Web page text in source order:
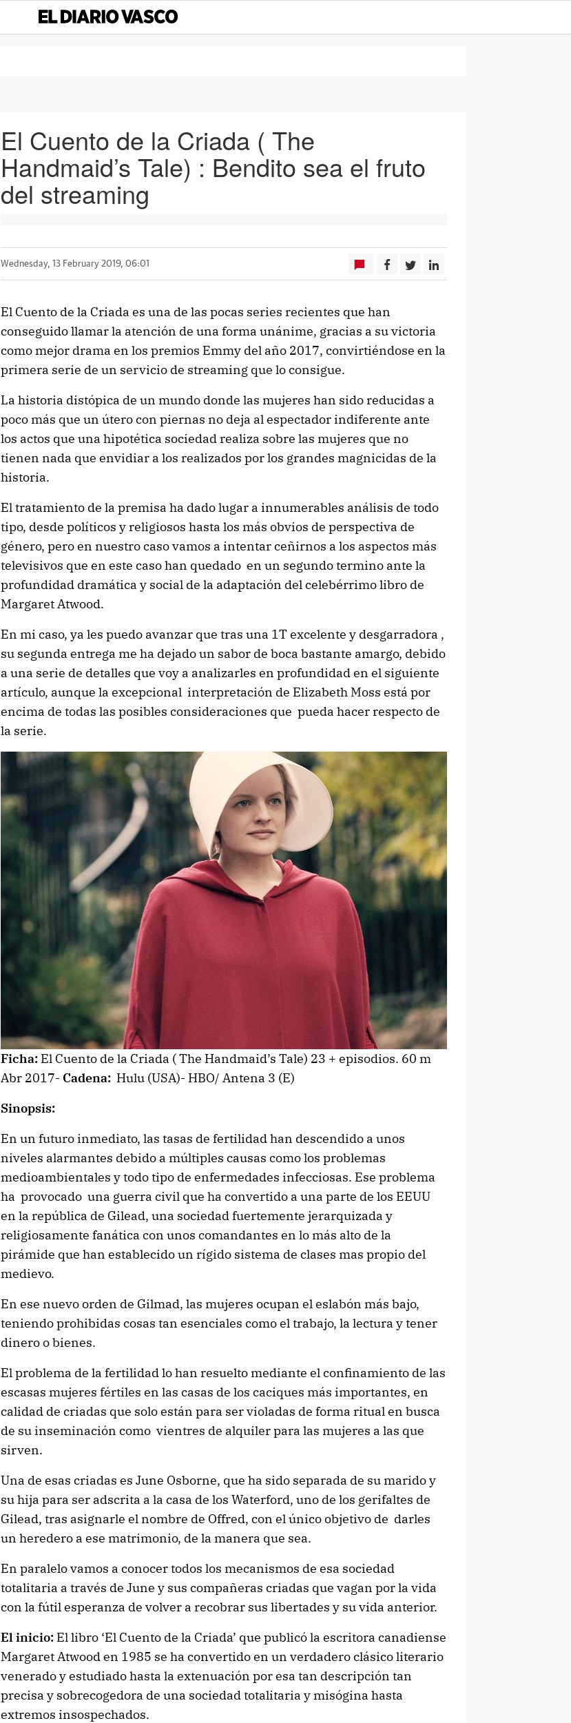
El Cuento de la Criada ( The
Handmaid’s Tale) : Bendito sea el fruto
del streaming
Wednesday, 13 February 2019, 06:01
El Cuento de la Criada es una de las pocas series recientes que han
conseguido llamar la atención de una forma unánime, gracias a su victoria
como mejor drama en los premios Emmy del año 2017, convirtiéndose en la
primera serie de un servicio de streaming que lo consigue.
La historia distópica de un mundo donde las mujeres han sido reducidas a
poco más que un útero con piernas no deja al espectador indiferente ante
los actos que una hipotética sociedad realiza sobre las mujeres que no
tienen nada que envidiar a los realizados por los grandes magnicidas de la
historia.
El tratamiento de la premisa ha dado lugar a innumerables análisis de todo
tipo, desde políticos y religiosos hasta los más obvios de perspectiva de
género, pero en nuestro caso vamos a intentar ceñirnos a los aspectos más
televisivos que en este caso han quedado en un segundo termino ante la
profundidad dramática y social de la adaptación del celebérrimo libro de
Margaret Atwood.
En mi caso, ya les puedo avanzar que tras una 1T excelente y desgarradora ,
su segunda entrega me ha dejado un sabor de boca bastante amargo, debido
a una serie de detalles que voy a analizarles en profundidad en el siguiente
artículo, aunque la excepcional interpretación de Elizabeth Moss está por
encima de todas las posibles consideraciones que pueda hacer respecto de
la serie.
Ficha:El Cuento de la Criada ( The Handmaid’s Tale) 23 + episodios. 60 m
Abr 2017- Cadena: Hulu (USA)- HBO/ Antena 3 (E)
Sinopsis:
En un futuro inmediato, las tasas de fertilidad han descendido a unos
niveles alarmantes debido a múltiples causas como los problemas
medioambientales y todo tipo de enfermedades infecciosas. Ese problema
ha provocado una guerra civil que ha convertido a una parte de los EEUU
en la república de Gilead, una sociedad fuertemente jerarquizada y
religiosamente fanática con unos comandantes en lo más alto de la
pirámide que han establecido un rígido sistema de clases mas propio del
medievo.
En ese nuevo orden de Gilmad, las mujeres ocupan el eslabón más bajo,
teniendo prohibidas cosas tan esenciales como el trabajo, la lectura y tener
dinero o bienes.
El problema de la fertilidad lo han resuelto mediante el confinamiento de las
escasas mujeres fértiles en las casas de los caciques más importantes, en
calidad de criadas que solo están para ser violadas de forma ritual en busca
de su inseminación como vientres de alquiler para las mujeres a las que
sirven.
Una de esas criadas es June Osborne, que ha sido separada de su marido y
su hija para ser adscrita a la casa de los Waterford, uno de los gerifaltes de
Gilead, tras asignarle el nombre de Offred, con el único objetivo de darles
un heredero a ese matrimonio, de la manera que sea.
En paralelo vamos a conocer todos los mecanismos de esa sociedad
totalitaria a través de June y sus compañeras criadas que vagan por la vida
con la fútil esperanza de volver a recobrar sus libertades y su vida anterior.
El inicio:El libro ‘El Cuento de la Criada’ que publicó la escritora canadiense
Margaret Atwood en 1985 se ha convertido en un verdadero clásico literario
venerado y estudiado hasta la extenuación por esa tan descripción tan
precisa y sobrecogedora de una sociedad totalitaria y misógina hasta
extremos insospechados.